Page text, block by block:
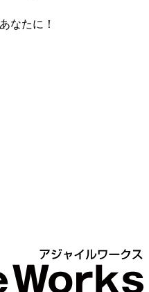
なたに！